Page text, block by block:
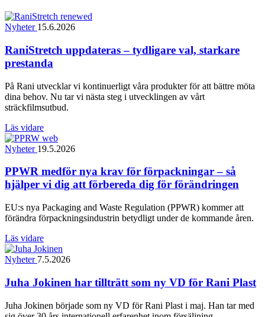
Nyheter 15.6.2026
RaniStretch uppdateras – tydligare val, starkare
prestanda
På Rani utvecklar vi kontinuerligt våra produkter för att bättre möta
dina behov. Nu tar vi nästa steg i utvecklingen av vårt
sträckfilmsutbud.
Läs vidare
Nyheter 19.5.2026
PPWR medför nya krav för förpackningar – så
hjälper vi dig att förbereda dig för förändringen
EU:s nya Packaging and Waste Regulation (PPWR) kommer att
förändra förpackningsindustrin betydligt under de kommande åren.
Läs vidare
Nyheter 7.5.2026
Juha Jokinen har tillträtt som ny VD för Rani Plast
Juha Jokinen började som ny VD för Rani Plast i maj. Han tar med